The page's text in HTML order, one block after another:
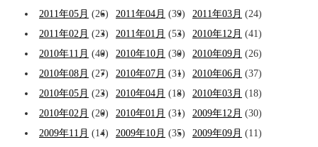
2011年05月 (26) 2011年04月 (39) 2011年03月 (24)
2011年02月 (23) 2011年01月 (53) 2010年12月 (41)
2010年11月 (40) 2010年10月 (30) 2010年09月 (26)
2010年08月 (27) 2010年07月 (31) 2010年06月 (37)
2010年05月 (23) 2010年04月 (18) 2010年03月 (18)
2010年02月 (20) 2010年01月 (31) 2009年12月 (30)
2009年11月 (14) 2009年10月 (35) 2009年09月 (11)